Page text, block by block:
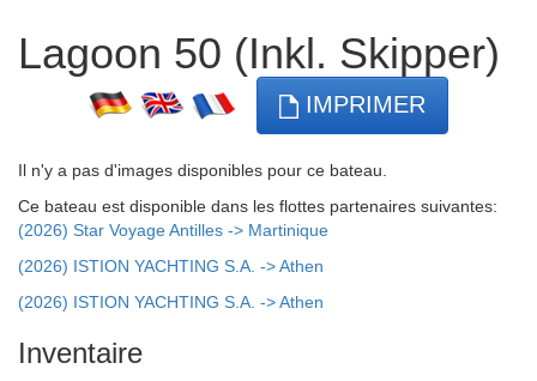
Lagoon 50 (Inkl. Skipper)
IMPRIMER
Il n'y a pas d'images disponibles pour ce bateau.
Ce bateau est disponible dans les flottes partenaires suivantes:
(2026) Star Voyage Antilles -> Martinique
(2026) ISTION YACHTING S.A. -> Athen
(2026) ISTION YACHTING S.A. -> Athen
Inventaire